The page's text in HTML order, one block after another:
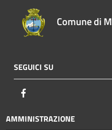
Comune di
SEGUICI SU
AMMINISTRAZIONE